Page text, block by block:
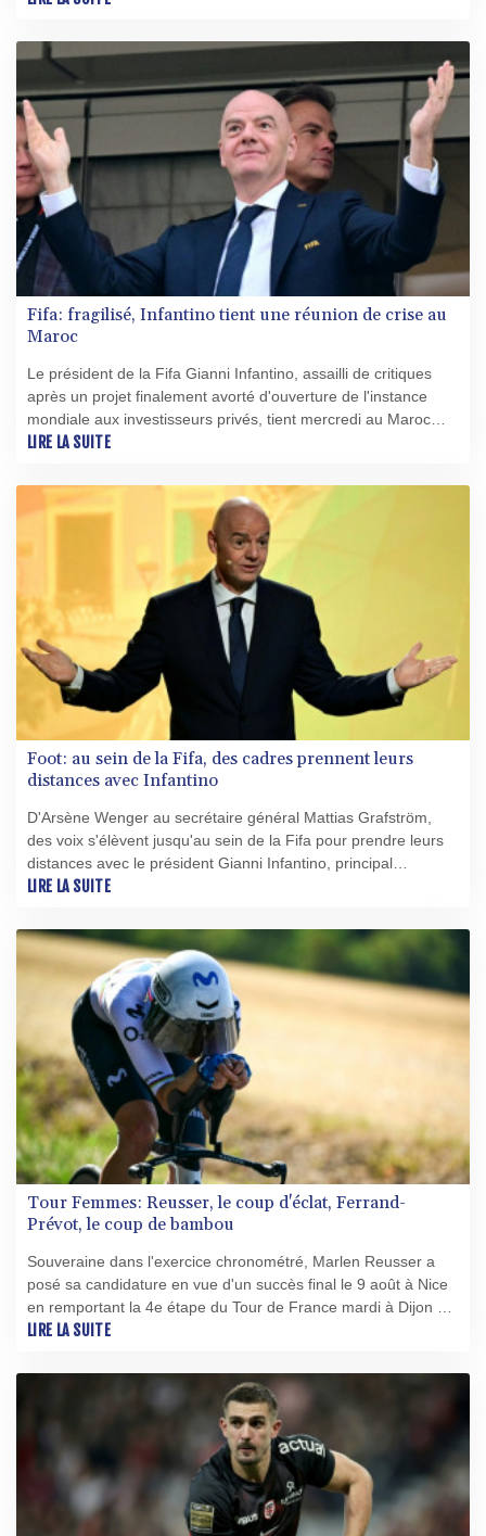
Fifa: fragilisé, Infantino tient une réunion de crise au
Maroc
Le président de la Fifa Gianni Infantino, assailli de critiques
après un projet finalement avorté d'ouverture de l'instance
mondiale aux investisseurs privés, tient mercredi au Maroc
une réunion de crise avec de hauts responsables de
LIRE LA SUITE
Foot: au sein de la Fifa, des cadres prennent leurs
distances avec Infantino
D'Arsène Wenger au secrétaire général Mattias Grafström,
des voix s'élèvent jusqu'au sein de la Fifa pour prendre leurs
distances avec le président Gianni Infantino, principal
défenseur d'un projet finalement avorté d'ouverture du
en mars.
LIRE LA SUITE
Tour Femmes: Reusser, le coup d'éclat, Ferrand-
Prévot, le coup de bambou
Souveraine dans l'exercice chronométré, Marlen Reusser a
posé sa candidature en vue d'un succès final le 9 août à Nice
en remportant la 4e étape du Tour de France mardi à Dijon où
la vainqueur sortante Pauline Ferrand-Prévot a perdu gros et
LIRE LA SUITE